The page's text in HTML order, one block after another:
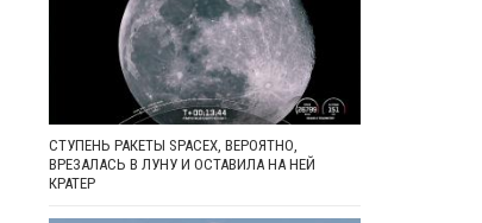
СТУПЕНЬ РАКЕТЫ SPACEX, ВЕРОЯТНО,
ВРЕЗАЛАСЬ В ЛУНУ И ОСТАВИЛА НА НЕЙ
КРАТЕР